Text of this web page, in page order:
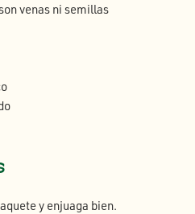
venas ni semillas
y enjuaga bien.